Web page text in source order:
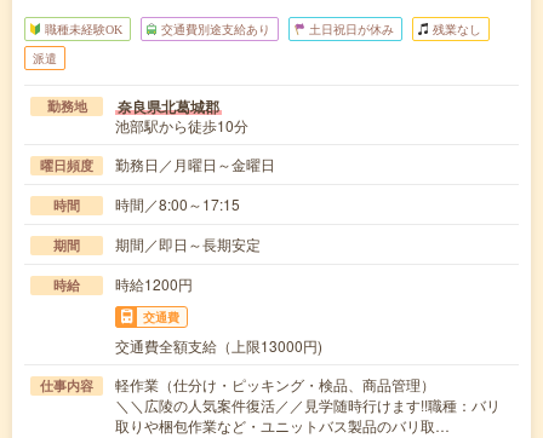
職種未経験OK 交通費別途支給あり 土日祝日が休み 残業なし
派遣
勤務地 奈良県北葛城郡
池部駅から徒歩10分
曜日頻度 勤務日／月曜日～金曜日
時間 時間／8:00～17:15
期間 期間／即日～長期安定
時給 時給1200円
交通費
交通費全額支給（上限13000円)
仕事内容
軽作業（仕分け・ピッキング・検品、商品管理）
＼＼広陵の人気案件復活／／見学随時行けます!!職種：バリ
取りや梱包作業など・ユニットバス製品のバリ取…